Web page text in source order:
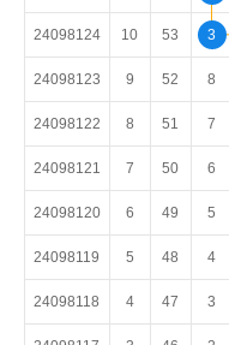
24098124 10 53 3
24098123 9 52 8
24098122 8 51 7
24098121 7 50 6
24098120 6 49 5
24098119 5 48 4
24098118 4 47 3